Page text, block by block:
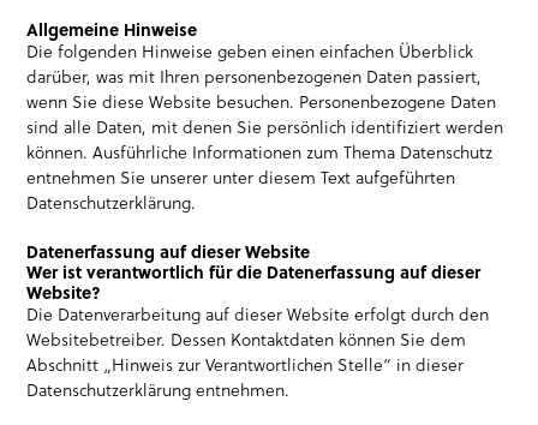
Allgemeine Hinweise
Die folgenden Hinweise geben einen einfachen Überblick
darüber, was mit Ihren personenbezogenen Daten passiert,
wenn Sie diese Website besuchen. Personenbezogene Daten
sind alle Daten, mit denen Sie persönlich identifiziert werden
können. Ausführliche Informationen zum Thema Datenschutz
entnehmen Sie unserer unter diesem Text aufgeführten
Datenschutzerklärung.
Datenerfassung auf dieser Website
Wer ist verantwortlich für die Datenerfassung auf dieser
Website?
Die Datenverarbeitung auf dieser Website erfolgt durch den
Websitebetreiber. Dessen Kontaktdaten können Sie dem
Abschnitt „Hinweis zur Verantwortlichen Stelle“ in dieser
Datenschutzerklärung entnehmen.